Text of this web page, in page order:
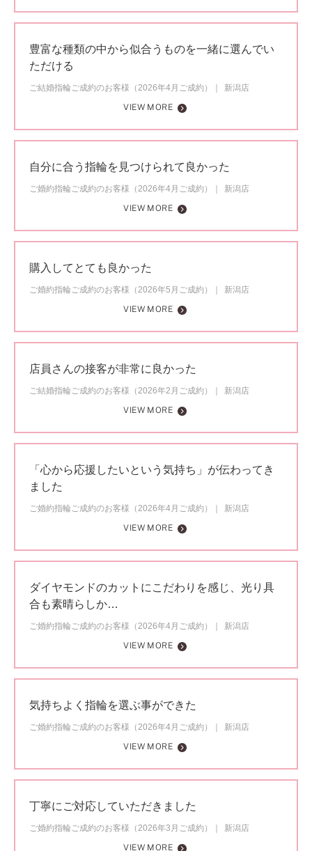
豊富な種類の中から似合うものを一緒に選んでい
ただける
ご結婚指輪ご成約のお客様（2026年4月ご成約）
新潟店
VIEW MORE
自分に合う指輪を見つけられて良かった
ご婚約指輪ご成約のお客様（2026年4月ご成約）
新潟店
VIEW MORE
購入してとても良かった
ご婚約指輪ご成約のお客様（2026年5月ご成約）
新潟店
VIEW MORE
店員さんの接客が非常に良かった
ご結婚指輪ご成約のお客様（2026年2月ご成約）
新潟店
VIEW MORE
「心から応援したいという気持ち」が伝わってき
ました
ご婚約指輪ご成約のお客様（2026年4月ご成約）
新潟店
VIEW MORE
ダイヤモンドのカットにこだわりを感じ、光り具
合も素晴らしか…
ご婚約指輪ご成約のお客様（2026年4月ご成約）
新潟店
VIEW MORE
気持ちよく指輪を選ぶ事ができた
ご婚約指輪ご成約のお客様（2026年4月ご成約）
新潟店
VIEW MORE
丁寧にご対応していただきました
ご婚約指輪ご成約のお客様（2026年3月ご成約）
新潟店
VIEW MORE